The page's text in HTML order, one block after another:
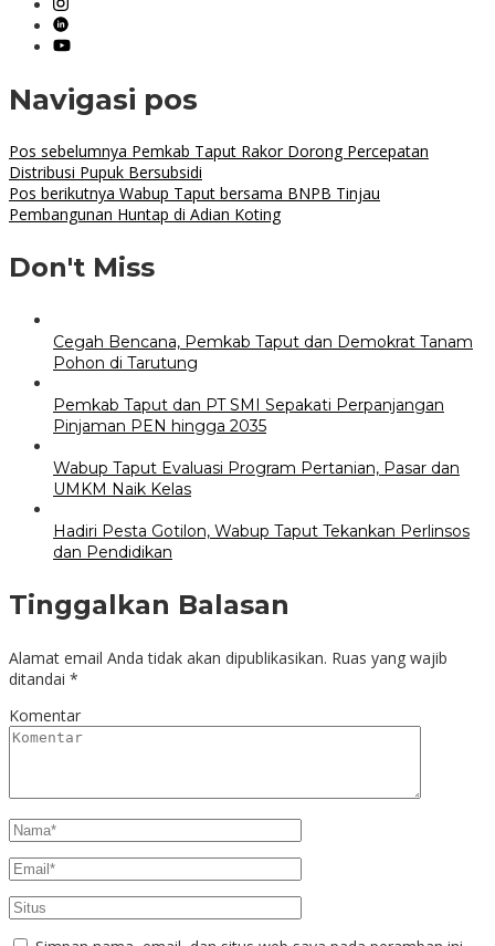
Navigasi pos
Pos sebelumnya Pemkab Taput Rakor Dorong Percepatan
Distribusi Pupuk Bersubsidi
Pos berikutnya Wabup Taput bersama BNPB Tinjau
Pembangunan Huntap di Adian Koting
Don't Miss
Cegah Bencana, Pemkab Taput dan Demokrat Tanam
Pohon di Tarutung
Pemkab Taput dan PT SMI Sepakati Perpanjangan
Pinjaman PEN hingga 2035
Wabup Taput Evaluasi Program Pertanian, Pasar dan
UMKM Naik Kelas
Hadiri Pesta Gotilon, Wabup Taput Tekankan Perlinsos
dan Pendidikan
Tinggalkan Balasan
Alamat email Anda tidak akan dipublikasikan. Ruas yang wajib
ditandai *
Komentar